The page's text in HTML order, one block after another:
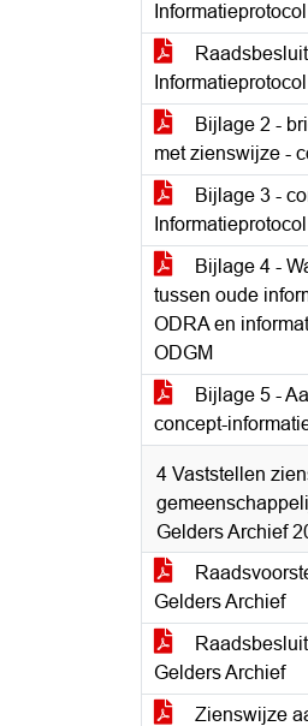
Bijlage 2 -
met zienswijze -
Bijlage 3 -
Bijlage 4 -
tussen oude
ODRA en
ODGM
Bijlage 5 -
concept-
4 Vaststellen
Gelders Archief
Gelders Archief
Gelders Archief
Zienswijze